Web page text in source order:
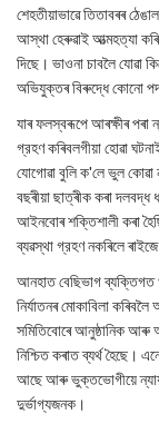
শেহতীয়াভাৱে তিতাবৰৰ
আস্থা হেৰুৱাই আত্মহত্যা
দিছে। ভাওনা চাবলৈ যোৱা
অভিযুক্তৰ বিৰুদ্ধে কোনো
যাৰ ফলস্বৰূপে আৰক্ষীৰ পৰা
গ্রহণ কৰিবলগীয়া হোৱা
যোগোৱা বুলি ক'লে ভুল
বছৰীয়া ছাত্ৰীক কৰা
আইনবোৰ শক্তিশালী কৰা
ব্যৱস্থা গ্রহণ নকৰিলে
আনহাত বেছিভাগ ব্যক্তিগত
নির্যাতনৰ মোকাবিলা
সমিতিবোৰে আনুষ্ঠানিক আৰু
নিশ্চিত কৰাত ব্যৰ্থ হৈছে।
আছে আৰু ভুক্তভোগীয়ে ন্যায়
দুর্ভাগ্যজনক।